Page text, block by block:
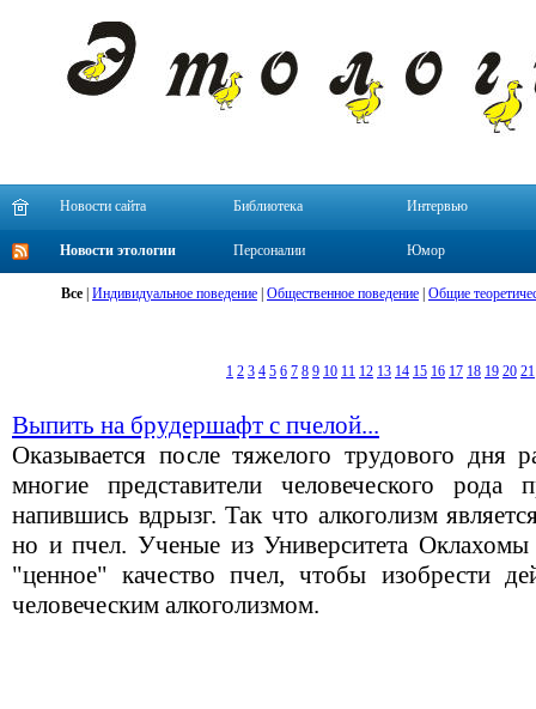
Новости сайта Библиотека Интервью
Новости этологии Персоналии Юмор
Все Индивидуальное поведение Общественное поведение Общие
1 2 3 4 5 6 7 8 9 10 11 12 13 14 15 16 17 18 19 20 21
Выпить на брудершафт с пчелой...
Оказывается после тяжелого трудового дня
многие представители человеческого рода
напившись вдрызг. Так что алкоголизм
но и пчел. Ученые из Университета Оклахомы
"ценное" качество пчел, чтобы изобрести
человеческим алкоголизмом.